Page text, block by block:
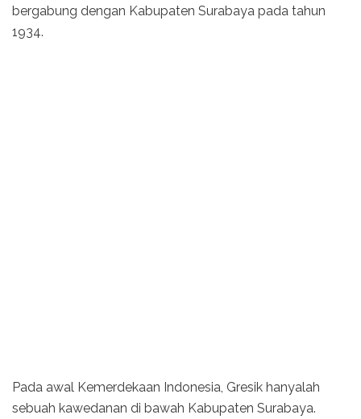
bergabung dengan Kabupaten Surabaya pada tahun
1934.
Pada awal Kemerdekaan Indonesia, Gresik hanyalah
sebuah kawedanan di bawah Kabupaten Surabaya.